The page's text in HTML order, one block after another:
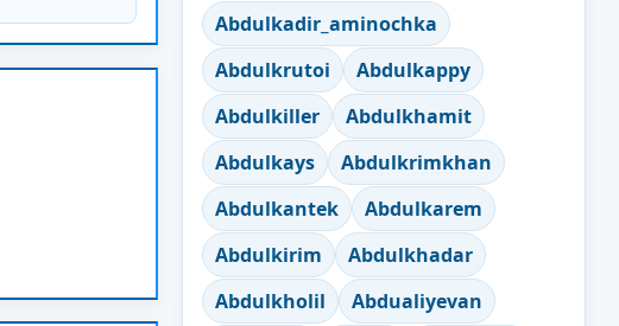
Abdulkadir_aminochka
Abdulkrutoi
Abdulkappy
Abdulkiller
Abdulkhamit
Abdulkays
Abdulkrimkhan
Abdulkantek
Abdulkarem
Abdulkirim
Abdulkhadar
Abdulkholil
Abdualiyevan